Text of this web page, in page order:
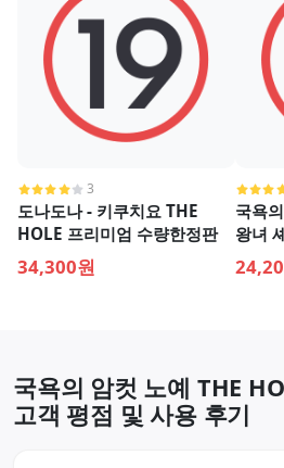
3
도나도나 - 키쿠치요 THE
HOLE 프리미엄 수량한정판
34,300원
국욕
왕녀
국욕의 암컷 노예 THE
고객 평점 및 사용 후기